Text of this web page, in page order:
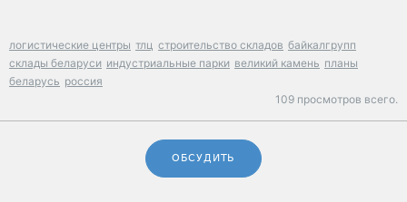
логистические центры тлц строительство складов байкалгрупп
склады беларуси индустриальные парки великий камень планы
беларусь россия
109 просмотров всего.
ОБСУДИТЬ